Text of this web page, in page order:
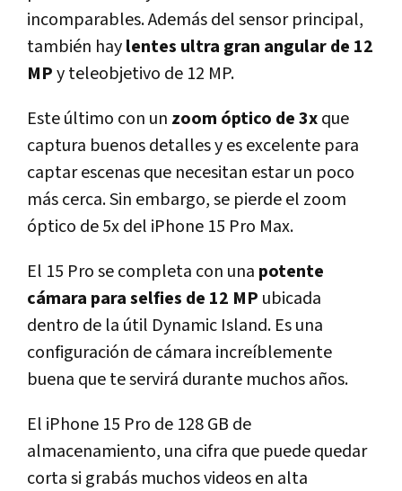
incomparables. Además del sensor principal,
también haylentes ultra gran angular de 12
MPy teleobjetivo de 12 MP.
Este último con un zoom óptico de 3xque
captura buenos detalles y es excelente para
captar escenas que necesitan estar un poco
más cerca. Sin embargo, se pierde el zoom
óptico de 5x del iPhone 15 Pro Max.
El 15 Pro se completa con una potente
cámara para selfies de 12 MP ubicada
dentro de la útil Dynamic Island. Es una
configuración de cámara increíblemente
buena que te servirá durante muchos años.
El iPhone 15 Pro de 128 GB de
almacenamiento, una cifra que puede quedar
corta si grabás muchos videos en alta